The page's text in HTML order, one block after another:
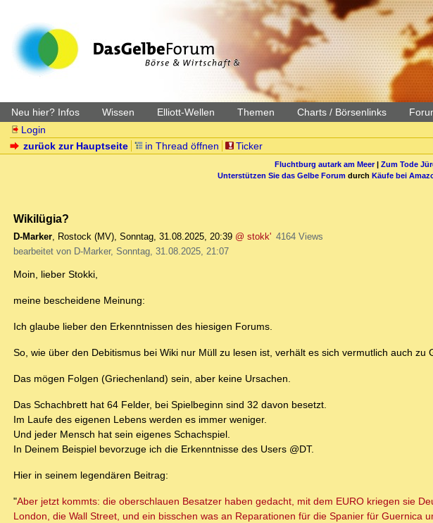
Neu hier? Infos Wissen Elliott-Wellen Themen Charts / Börsenlinks
Login
zurück zur Hauptseite
in Thread öffnen Ticker
Fluchtburg autark am Meer| Zum Tode
Unterstützen Sie das Gelbe Forum durch Käufe bei
Wikilügia?
D-Marker, Rostock (MV), Sonntag, 31.08.2025, 20:39 @ stokk' 4164 Views
bearbeitet von D-Marker, Sonntag, 31.08.2025, 21:07
Moin, lieber Stokki,
meine bescheidene Meinung:
Ich glaube lieber den Erkenntnissen des hiesigen Forums.
So, wie über den Debitismus bei Wiki nur Müll zu lesen ist, verhält es sich vermutlich auch zu
Das mögen Folgen (Griechenland) sein, aber keine Ursachen.
Das Schachbrett hat 64 Felder, bei Spielbeginn sind 32 davon besetzt.
Im Laufe des eigenen Lebens werden es immer weniger.
Und jeder Mensch hat sein eigenes Schachspiel.
In Deinem Beispiel bevorzuge ich die Erkenntnisse des Users @DT.
Hier in seinem legendären Beitrag:
"Aber jetzt kommts: die oberschlauen Besatzer haben gedacht, mit dem EURO kriegen sie
London, die Wall Street, und ein bisschen was an Reparationen für die Spanier für Guernica